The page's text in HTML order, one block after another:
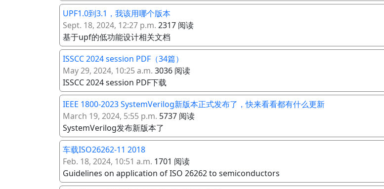
UPF1.0到3.1，我该用哪个版本
Sept. 18, 2024, 12:27 p.m. 2317 阅读
基于upf的低功能设计相关文档
ISSCC 2024 session PDF（34篇）
May 29, 2024, 10:25 a.m. 3036 阅读
ISSCC 2024 session PDF下载
IEEE 1800-2023 SystemVerilog新版本正式发布了，快来看看都有什么更新
March 19, 2024, 5:55 p.m. 5737 阅读
SystemVerilog发布新版本了
车载ISO26262-11 2018
Feb. 18, 2024, 10:51 a.m. 1701 阅读
Guidelines on application of ISO 26262 to semiconductors